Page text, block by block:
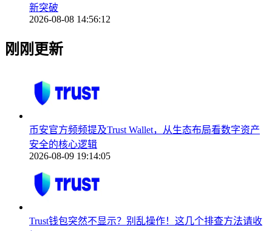
新突破
2026-08-08 14:56:12
刚刚更新
币安官方频频提及Trust Wallet，从生态布局看数字资产
安全的核心逻辑
2026-08-09 19:14:05
Trust钱包突然不显示？别乱操作！这几个排查方法请收